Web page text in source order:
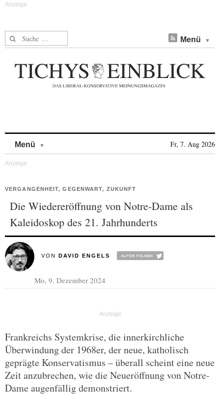
Suche nach: Menü
Menü Fr, 7. Aug 2026
VERGANGENHEIT, GEGENWART, ZUKUNFT
Die Wiedereröffnung von Notre-Dame als
Kaleidoskop des 21. Jahrhunderts
VON DAVID ENGELS
Mo, 9. Dezember 2024
Frankreichs Systemkrise, die innerkirchliche
Überwindung der 1968er, der neue, katholisch
geprägte Konservatismus – überall scheint eine neue
Zeit anzubrechen, wie die Neueröffnung von Notre-
Dame augenfällig demonstriert.